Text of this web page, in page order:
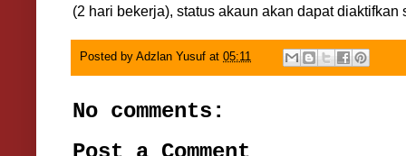
(2 hari bekerja), status akaun akan dapat diaktifkan
Posted by Adzlan Yusuf at 05:11
No comments: